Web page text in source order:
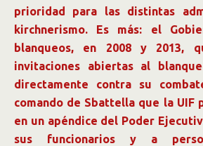
prioridad para las distintas
kirchnerismo. Es más: el
blanqueos, en 2008 y 2013,
invitaciones abiertas al
directamente contra su
comando de Sbattella que la UIF
en un apéndice del Poder
sus funcionarios y a